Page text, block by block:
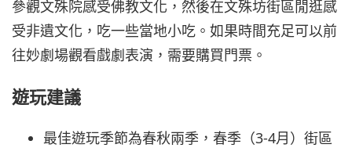
參觀文殊院感受佛教文化，然後在文殊坊街區閒逛感
受非遺文化，吃一些當地小吃。如果時間充足可以前
往妙劇場觀看戲劇表演，需要購買門票。
遊玩建議
最佳遊玩季節為春秋兩季，春季（3-4月）街區